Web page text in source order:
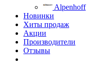
Alpenhoff
Новинки
Хиты продаж
Акции
Производители
Отзывы